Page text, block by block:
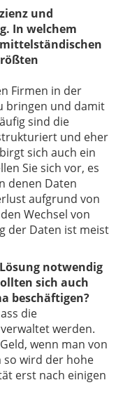
und
In welchem
Firmen in der
bringen und damit
sind die
und eher
sich auch ein
Sie sich vor, es
denen Daten
aufgrund von
Wechsel von
der Daten ist meist
notwendig
sich auch
beschäftigen?
die
werden.
wenn man von
so wird der hohe
erst nach einigen